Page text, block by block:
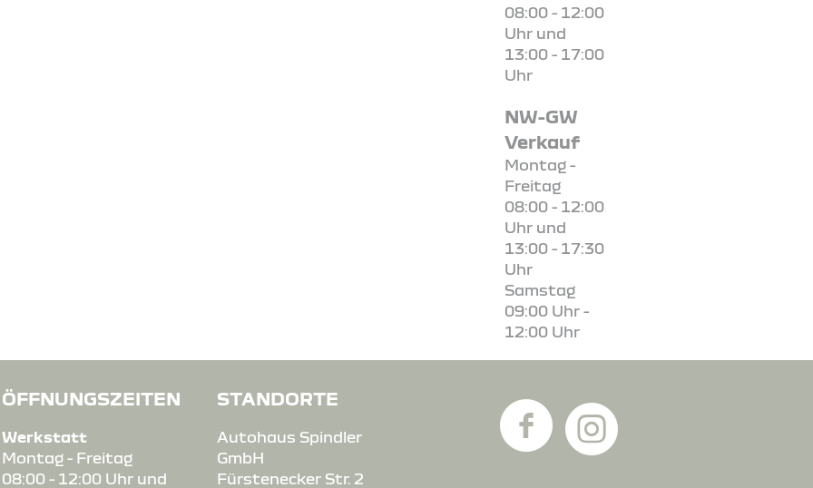
08:00 - 12:00
Uhr und
13:00 - 17:00
Uhr
NW-GW
Verkauf
Montag -
Freitag
08:00 - 12:00
Uhr und
13:00 - 17:30
Uhr
Samstag
09:00 Uhr -
12:00 Uhr
ÖFFNUNGSZEITEN
Werkstatt
Montag - Freitag
08:00 - 12:00 Uhr und
STANDORTE
Autohaus Spindler
GmbH
Fürstenecker Str. 2